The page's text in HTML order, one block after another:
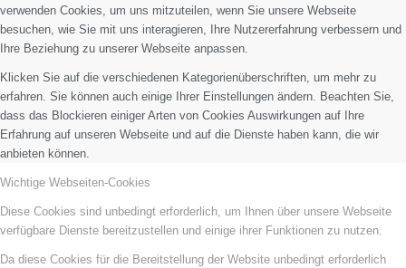
verwenden Cookies, um uns mitzuteilen, wenn Sie unsere Webseite
besuchen, wie Sie mit uns interagieren, Ihre Nutzererfahrung verbessern und
Ihre Beziehung zu unserer Webseite anpassen.
Klicken Sie auf die verschiedenen Kategorienüberschriften, um mehr zu
erfahren. Sie können auch einige Ihrer Einstellungen ändern. Beachten Sie,
dass das Blockieren einiger Arten von Cookies Auswirkungen auf Ihre
Erfahrung auf unseren Webseite und auf die Dienste haben kann, die wir
anbieten können.
Wichtige Webseiten-Cookies
Diese Cookies sind unbedingt erforderlich, um Ihnen über unsere Webseite
verfügbare Dienste bereitzustellen und einige ihrer Funktionen zu nutzen.
Da diese Cookies für die Bereitstellung der Website unbedingt erforderlich